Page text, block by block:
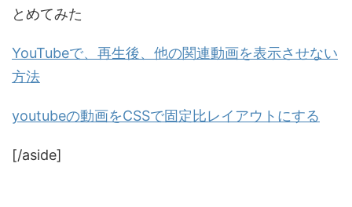
とめてみた
YouTubeで、再生後、他の関連動画を表示させない
方法
youtubeの動画をCSSで固定比レイアウトにする
[/aside]